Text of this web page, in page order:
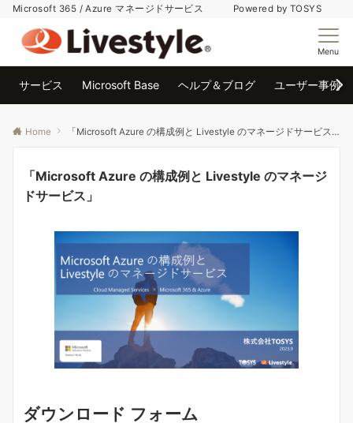
Microsoft 365 / Azure マネージドサービス Powered by TOSYS
Menu
サービス Microsoft Base ヘルプ＆ブログ ユーザー事例
Home 「Microsoft Azure の構成例と Livestyle のマネージドサービス」
「Microsoft Azure の構成例と Livestyle のマネージ
ドサービス」
ダウンロード フォーム